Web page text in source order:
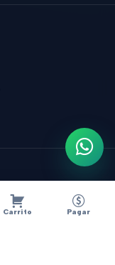
Carrito Pagar